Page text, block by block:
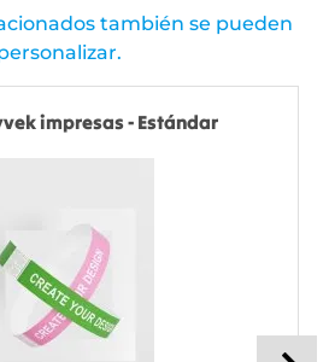
también se pueden
impresas - Estándar